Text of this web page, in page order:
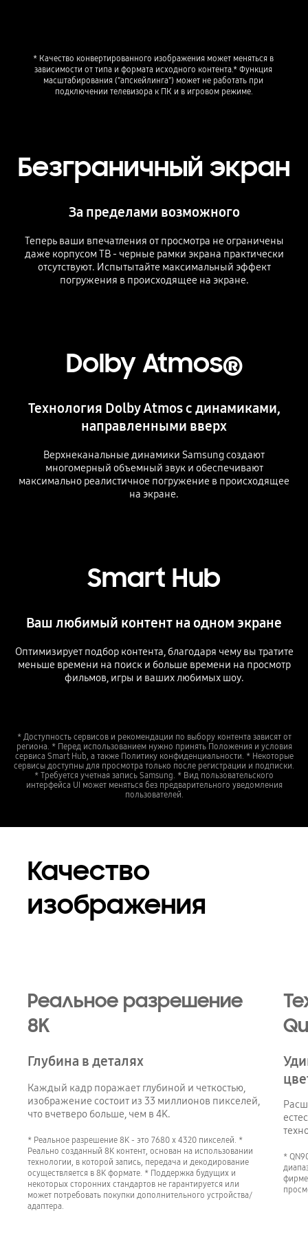
* Качество конвертированного изображения может меняться в
зависимости от типа и формата исходного контента.* Функция
масштабирования ("апскейлинга") может не работать при
подключении телевизора к ПК и в игровом режиме.
Безграничный экран
За пределами возможного
Теперь ваши впечатления от просмотра не ограничены
даже корпусом ТВ - черные рамки экрана практически
отсутствуют. Испытытайте максимальный эффект
погружения в происходящее на экране.
Dolby Atmos®
Технология Dolby Atmos с динамиками,
направленными вверх
Верхнеканальные динамики Samsung создают
многомерный объемный звук и обеспечивают
максимально реалистичное погружение в происходящее
на экране.
Smart Hub
Ваш любимый контент на одном экране
Оптимизирует подбор контента, благодаря чему вы тратите
меньше времени на поиск и больше времени на просмотр
фильмов, игры и ваших любимых шоу.
* Доступность сервисов и рекомендации по выбору контента зависят от
региона. * Перед использованием нужно принять Положения и условия
сервиса Smart Hub, а также Политику конфиденциальности. * Некоторые
сервисы доступны для просмотра только после регистрации и подписки.
* Требуется учетная запись Samsung. * Вид пользовательского
интерфейса UI может меняться без предварительного уведомления
пользователей.
Качество
изображения
Реальное разрешение
8K
Глубина в деталях
Каждый кадр поражает глубиной и четкостью,
изображение состоит из 33 миллионов пикселей,
что вчетверо больше, чем в 4K.
* Реальное разрешение 8K - это 7680 x 4320 пикселей. *
Реально созданный 8K контент, основан на использовании
технологии, в которой запись, передача и декодирование
осуществляется в 8K формате. * Поддержка будущих и
некоторых сторонних стандартов не гарантируется или
может потребовать покупки дополнительного устройства/
адаптера.
*